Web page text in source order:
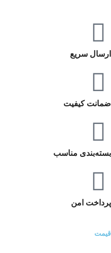
ارسال سریع
ضمانت کیفیت
بسته‌بندی مناسب
پرداخت امن
قیمت